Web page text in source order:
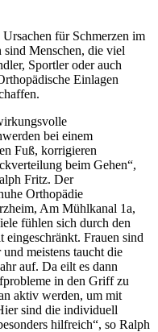
für Schmerzen im
sind Menschen, die viel
Sportler oder auch
Einlagen
bei einem
Fuß, korrigieren
beim Gehen“,
Fritz. Der
Orthopädie
Am Mühlkanal 1a,
fühlen sich durch den
Frauen sind
meistens taucht die
auf. Da eilt es dann
in den Griff zu
aktiv werden, um mit
sind die individuell
hilfreich“, so Ralph